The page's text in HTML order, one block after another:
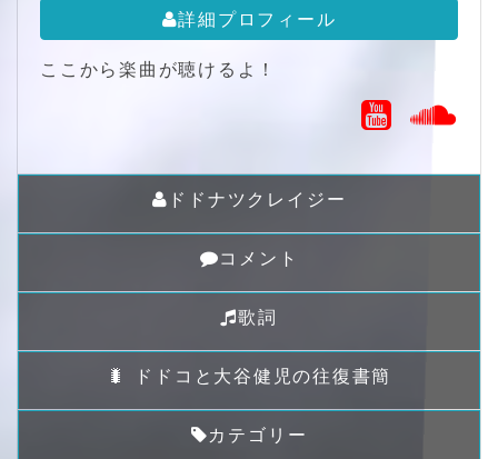
詳細プロフィール
ここから楽曲が聴けるよ！
ドドナツクレイジー
コメント
歌詞
🐛 ドドコと大谷健児の往復書簡
カテゴリー